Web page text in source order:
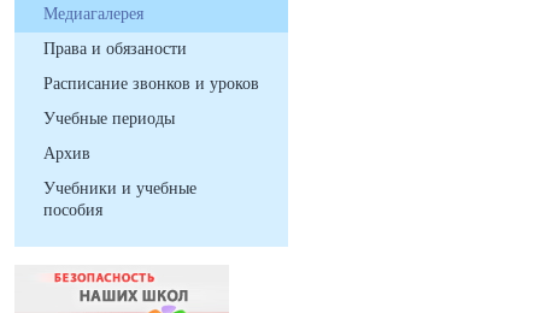
Медиагалерея
Права и обязаности
Расписание звонков и уроков
Учебные периоды
Архив
Учебники и учебные
пособия